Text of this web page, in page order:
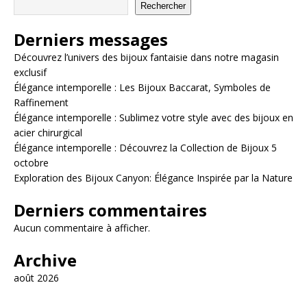
Rechercher
Derniers messages
Découvrez l’univers des bijoux fantaisie dans notre magasin
exclusif
Élégance intemporelle : Les Bijoux Baccarat, Symboles de
Raffinement
Élégance intemporelle : Sublimez votre style avec des bijoux en
acier chirurgical
Élégance intemporelle : Découvrez la Collection de Bijoux 5
octobre
Exploration des Bijoux Canyon: Élégance Inspirée par la Nature
Derniers commentaires
Aucun commentaire à afficher.
Archive
août 2026